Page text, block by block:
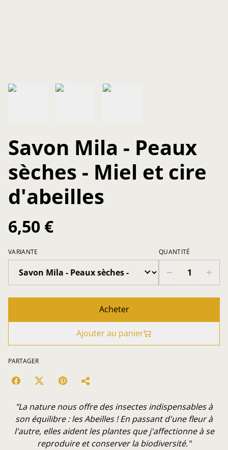
Savon Mila - Peaux
sèches - Miel et cire
d'abeilles
6,50 €
VARIANTE QUANTITÉ
Acheter
Ajouter au panier
PARTAGER
"La nature nous offre des insectes indispensables à
son équilibre : les Abeilles ! En passant d'une fleur à
l'autre, elles aident les plantes que j'affectionne à se
reproduire et conserver la biodiversité."